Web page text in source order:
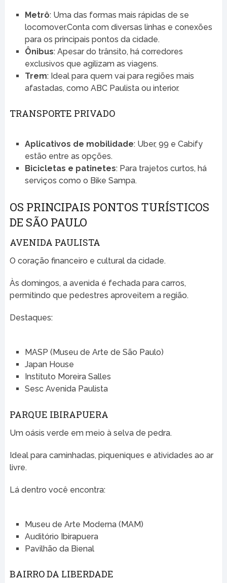
Metrô: Uma das formas mais rápidas de se
locomover.Conta com diversas linhas e conexões
para os principais pontos da cidade.
Ônibus: Apesar do trânsito, há corredores
exclusivos que agilizam as viagens.
Trem: Ideal para quem vai para regiões mais
afastadas, como ABC Paulista ou interior.
TRANSPORTE PRIVADO
Aplicativos de mobilidade: Uber, 99 e Cabify
estão entre as opções.
Bicicletas e patinetes: Para trajetos curtos, há
serviços como o Bike Sampa.
OS PRINCIPAIS PONTOS TURÍSTICOS
DE SÃO PAULO
AVENIDA PAULISTA
O coração financeiro e cultural da cidade.
Às domingos, a avenida é fechada para carros,
permitindo que pedestres aproveitem a região.
Destaques:
MASP (Museu de Arte de São Paulo)
Japan House
Instituto Moreira Salles
Sesc Avenida Paulista
PARQUE IBIRAPUERA
Um oásis verde em meio à selva de pedra.
Ideal para caminhadas, piqueniques e atividades ao ar
livre.
Lá dentro você encontra:
Museu de Arte Moderna (MAM)
Auditório Ibirapuera
Pavilhão da Bienal
BAIRRO DA LIBERDADE